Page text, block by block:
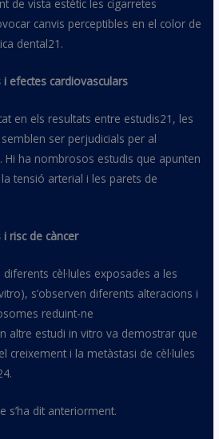
de vista estètic les cigarretes
canvis perceptibles en el color de
dental21 .
efectes cardiovasculars
en els resultats entre estudis21 , les
ser perjudicials per al
. Hi ha nombrosos estudis que apunten
tensió arterial i les parets de
risc de càncer
cèl·lules exposades a les
s’observen diferents alteracions i
reduint-ne
altre estudi in vitro va demostrar que
creixement i la metàstasi de cèl·lules
.
s’ha dit anteriorment.